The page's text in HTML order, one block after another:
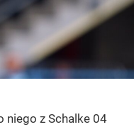
niego z Schalke 04